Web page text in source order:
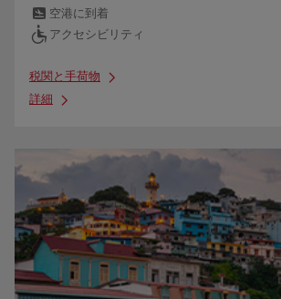
空港に到着
アクセシビリティ
税関と手荷物
詳細